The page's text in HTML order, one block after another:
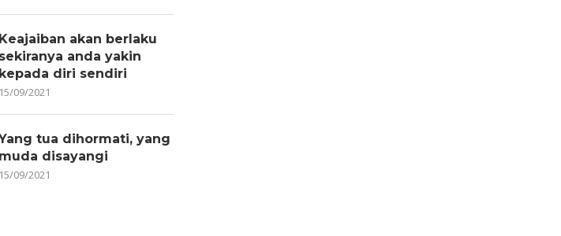
Keajaiban akan berlaku
sekiranya anda yakin
kepada diri sendiri
15/09/2021
tua dihormati, yang
muda disayangi
15/09/2021